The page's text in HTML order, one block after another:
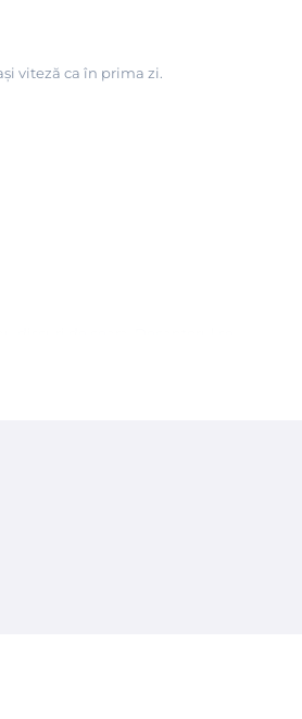
viteză ca în prima zi.
discuri de ceara. Decantorul se
pastrarea cerii pe timpul utilizarii.